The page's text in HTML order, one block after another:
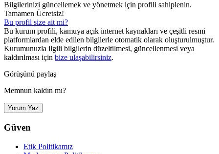
Bilgilerinizi güncellemek ve yönetmek için profili sahiplenin.
Tamamen Ücretsiz!
Bu profil size ait mi?
Bu kurum profili, kamuya açık internet kaynakları ve çeşitli resmi
platformlardan elde edilen bilgilerle otomatik olarak oluşturulmuştur.
Kurumunuzla ilgili bilgilerin düzeltilmesi, güncellenmesi veya
kaldırılması için bize ulaşabilirsiniz.
Görüşünü paylaş
Memnun kaldın mı?
Yorum Yaz
Güven
Etik Politikamız